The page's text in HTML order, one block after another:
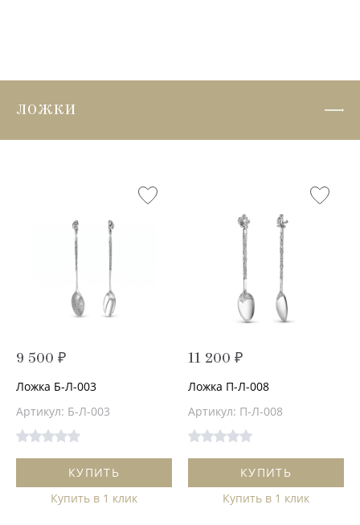
ЛОЖКИ
9 500 ₽
Ложка Б-Л-003
Артикул: Б-Л-003
КУПИТЬ
Купить в 1 клик
11 200 ₽
Ложка П-Л-008
Артикул: П-Л-008
КУПИТЬ
Купить в 1 клик